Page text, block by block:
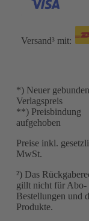
Versand³ mit:
*) Neuer
Verlagspreis
**) Preisbindung
aufgehoben
Preise inkl.
MwSt.
²) Das
gillt nicht für Abo-
Bestellungen und
Produkte.